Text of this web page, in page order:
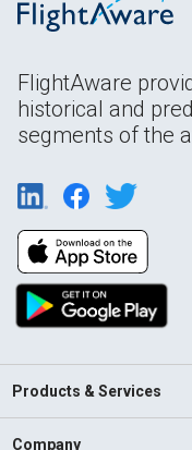
FlightAware
historical and
segments of the
Products & Services
Company